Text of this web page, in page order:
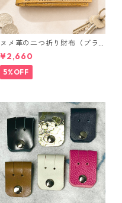
ヌメ革の二つ折り財布（ブラ
ウン系）
¥2,660
5%OFF